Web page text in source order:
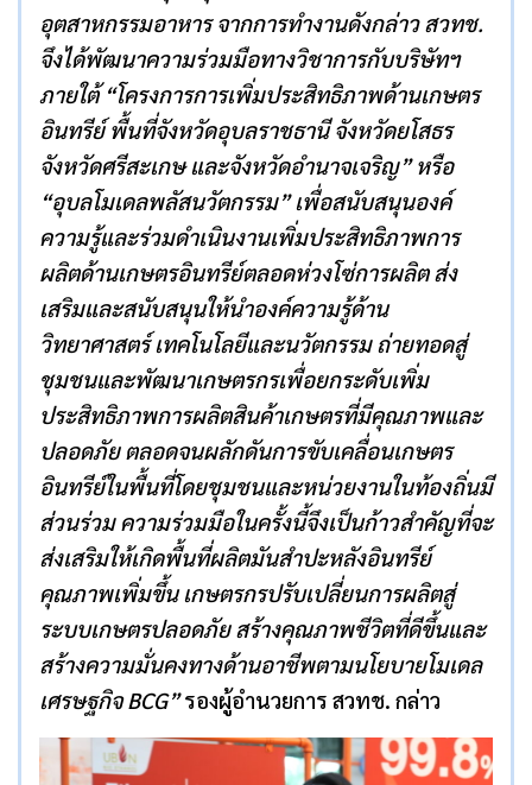
อุตสาหกรรมอาหาร จากการทำงานดังกล่าว สวทช.
จึงได้พัฒนาความร่วมมือทางวิชาการกับบริษัทฯ
ภายใต้ “โครงการการเพิ่มประสิทธิภาพด้านเกษตร
อินทรีย์ พื้นที่จังหวัดอุบลราชธานี จังหวัดยโสธร
จังหวัดศรีสะเกษ และจังหวัดอำนาจเจริญ” หรือ
“อุบลโมเดลพลัสนวัตกรรม” เพื่อสนับสนุนองค์
ความรู้และร่วมดำเนินงานเพิ่มประสิทธิภาพการ
ผลิตด้านเกษตรอินทรีย์ตลอดห่วงโซ่การผลิต ส่ง
เสริมและสนับสนุนให้นำองค์ความรู้ด้าน
วิทยาศาสตร์ เทคโนโลยีและนวัตกรรม ถ่ายทอดสู่
ชุมชนและพัฒนาเกษตรกรเพื่อยกระดับเพิ่ม
ประสิทธิภาพการผลิตสินค้าเกษตรที่มีคุณภาพและ
ปลอดภัย ตลอดจนผลักดันการขับเคลื่อนเกษตร
อินทรีย์ในพื้นที่โดยชุมชนและหน่วยงานในท้องถิ่นมี
ส่วนร่วม ความร่วมมือในครั้งนี้จึงเป็นก้าวสำคัญที่จะ
ส่งเสริมให้เกิดพื้นที่ผลิตมันสำปะหลังอินทรีย์
คุณภาพเพิ่มขึ้น เกษตรกรปรับเปลี่ยนการผลิตสู่
ระบบเกษตรปลอดภัย สร้างคุณภาพชีวิตที่ดีขึ้นและ
สร้างความมั่นคงทางด้านอาชีพตามนโยบายโมเดล
เศรษฐกิจBCG”รองผู้อำนวยการ สวทช. กล่าว